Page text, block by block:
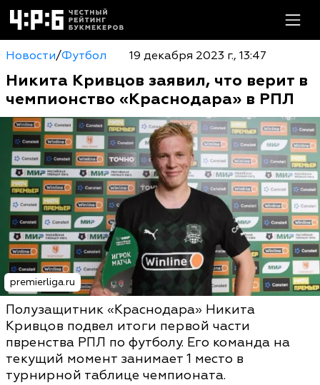
Новости/Футбол 19 декабря 2023 г., 13:47
Никита Кривцов заявил, что верит в
чемпионство «Краснодара» в РПЛ
premierliga.ru
Полузащитник «Краснодара» Никита
Кривцов подвел итоги первой части
пвренства РПЛ по футболу. Его команда на
текущий момент занимает 1 место в
турнирной таблице чемпионата.